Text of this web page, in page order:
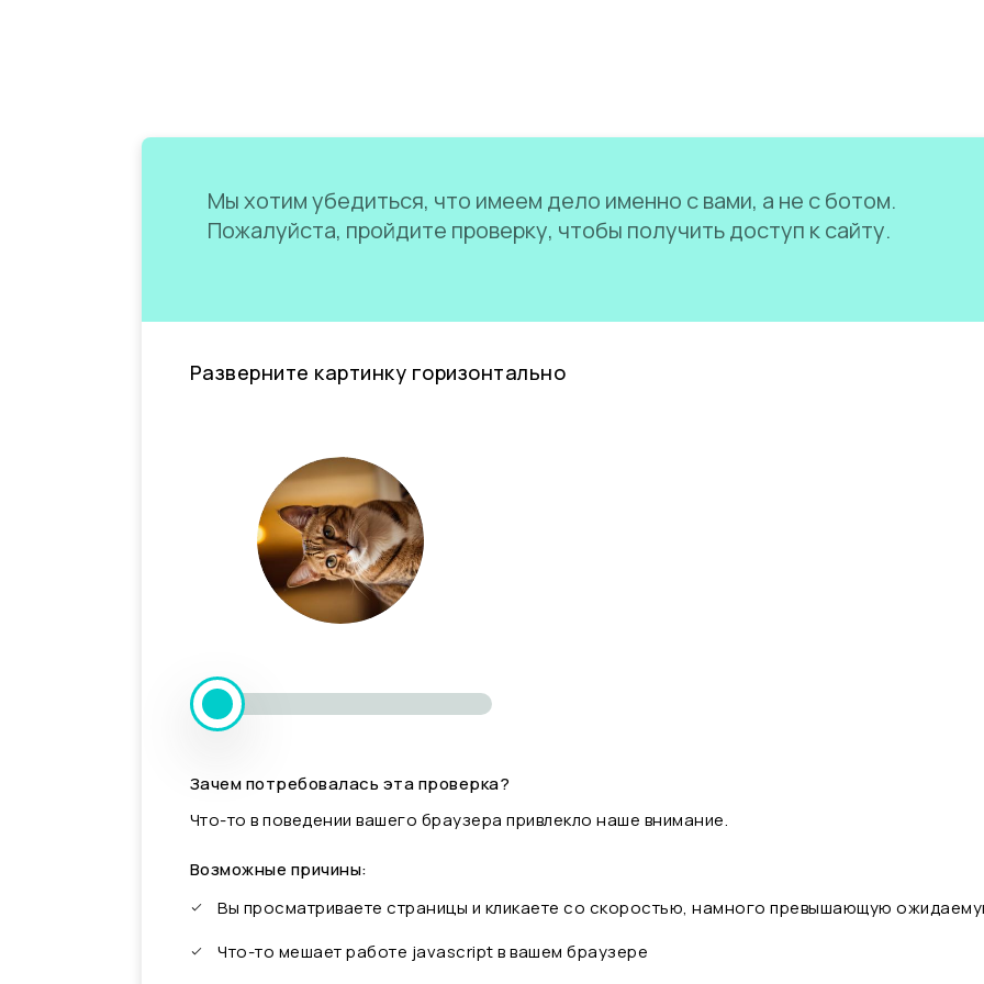
Мы хотим убедиться, что имеем дело именно с вами, а не с ботом.
Пожалуйста, пройдите проверку, чтобы получить доступ к сайту.
Разверните картинку горизонтально
Зачем потребовалась эта проверка?
Что-то в поведении вашего браузера привлекло наше внимание.
Возможные причины:
Вы просматриваете страницы и кликаете со скоростью, намного превышающую
Что-то мешает работе javascript в вашем браузере